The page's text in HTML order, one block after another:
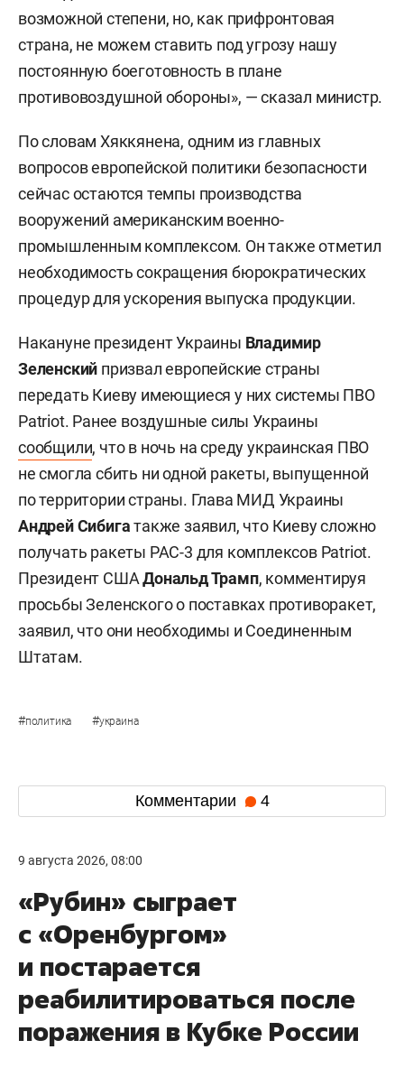
возможной степени, но, как прифронтовая
страна, не можем ставить под угрозу нашу
постоянную боеготовность в плане
противовоздушной обороны», — сказал министр.
По словам Хяккянена, одним из главных
вопросов европейской политики безопасности
сейчас остаются темпы производства
вооружений американским военно-
промышленным комплексом. Он также отметил
необходимость сокращения бюрократических
процедур для ускорения выпуска продукции.
Накануне президент Украины Владимир
Зеленский призвал европейские страны
передать Киеву имеющиеся у них системы ПВО
Patriot. Ранее воздушные силы Украины
сообщили, что в ночь на среду украинская ПВО
не смогла сбить ни одной ракеты, выпущенной
по территории страны. Глава МИД Украины
Андрей Сибигатакже заявил, что Киеву сложно
получать ракеты PAC-3 для комплексов Patriot.
Президент СШАДональд Трамп, комментируя
просьбы Зеленского о поставках противоракет,
заявил, что они необходимы и Соединенным
Штатам.
#политика #украина
Комментарии 4
9 августа 2026, 08:00
«Рубин» сыграет
с «Оренбургом»
и постарается
реабилитироваться после
поражения в Кубке России